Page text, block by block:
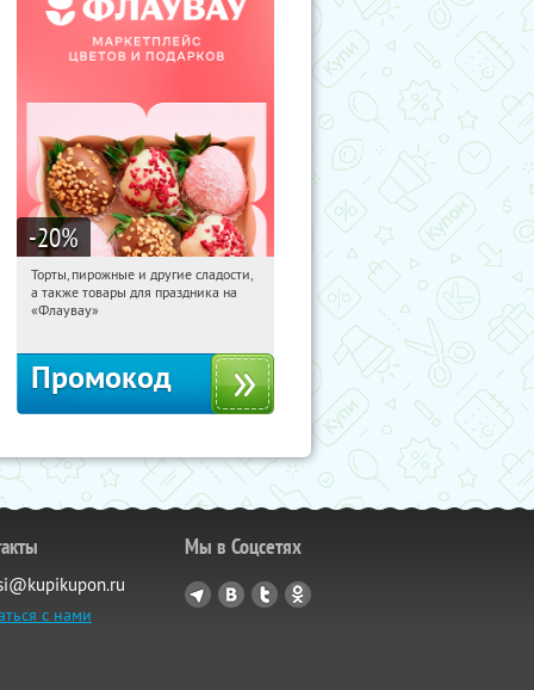
-20%
10:04:56 Получили:
Россия
Торты, пирожные и другие сладости,
а также товары для праздника на
«Флаувау»
Промокод
с нами
Мы в Соцсетях